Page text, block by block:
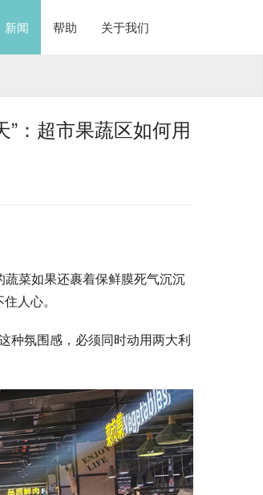
新闻 帮助 关于我们
”：超市果蔬区如何用
菜如果还裹着保鲜膜死气沉沉
人心。
种氛围感，必须同时动用两大利